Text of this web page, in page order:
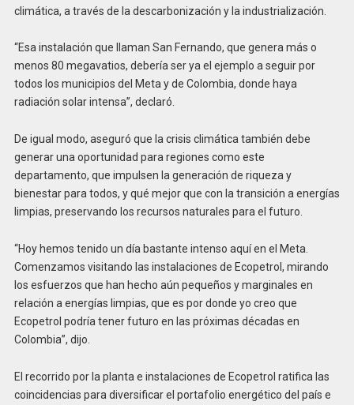
climática, a través de la descarbonización y la industrialización.
“Esa instalación que llaman San Fernando, que genera más o
menos 80 megavatios, debería ser ya el ejemplo a seguir por
todos los municipios del Meta y de Colombia, donde haya
radiación solar intensa”, declaró.
De igual modo, aseguró que la crisis climática también debe
generar una oportunidad para regiones como este
departamento, que impulsen la generación de riqueza y
bienestar para todos, y qué mejor que con la transición a energías
limpias, preservando los recursos naturales para el futuro.
“Hoy hemos tenido un día bastante intenso aquí en el Meta.
Comenzamos visitando las instalaciones de Ecopetrol, mirando
los esfuerzos que han hecho aún pequeños y marginales en
relación a energías limpias, que es por donde yo creo que
Ecopetrol podría tener futuro en las próximas décadas en
Colombia”, dijo.
El recorrido por la planta e instalaciones de Ecopetrol ratifica las
coincidencias para diversificar el portafolio energético del país e